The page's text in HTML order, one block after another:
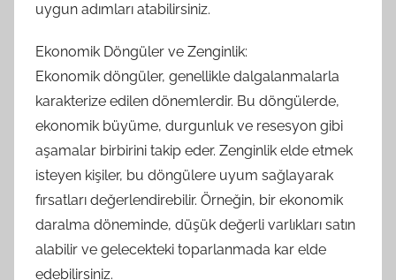
uygun adımları atabilirsiniz.
Ekonomik Döngüler ve Zenginlik:
Ekonomik döngüler, genellikle dalgalanmalarla
karakterize edilen dönemlerdir. Bu döngülerde,
ekonomik büyüme, durgunluk ve resesyon gibi
aşamalar birbirini takip eder. Zenginlik elde etmek
isteyen kişiler, bu döngülere uyum sağlayarak
fırsatları değerlendirebilir. Örneğin, bir ekonomik
daralma döneminde, düşük değerli varlıkları satın
alabilir ve gelecekteki toparlanmada kar elde
edebilirsiniz.